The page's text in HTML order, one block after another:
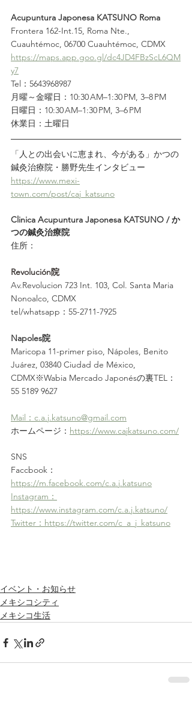
Acupuntura Japonesa KATSUNO Roma
Frontera 162-Int.15, Roma Nte.,
Cuauhtémoc, 06700 Cuauhtémoc, CDMX
https://maps.app.goo.gl/dc4JD4FBzScL6QM
y7
Tel：5643968987
月曜～金曜日：10:30 AM–1:30 PM, 3–8 PM
日曜日：10:30 AM–1:30 PM, 3–6 PM
休業日：土曜日
「人との出会いに恵まれ、今がある」かつの
鍼灸治療院・勝野先生インタビュー
https://www.mexi-
town.com/post/caj_katsuno
Clinica Acupuntura Japonesa KATSUNO / か
つの鍼灸治療院
住所：
Revolución院
Av.Revolucion 723 Int. 103, Col. Santa Maria
Nonoalco, CDMX
tel/whatsapp：55-2711-7925
Napoles院
Maricopa 11-primer piso, Nápoles, Benito
Juárez, 03840 Ciudad de México,
CDMX※Wabia Mercado Japonésの裏TEL：
55 5189 9627
Mail：c.a.j.katsuno@gmail.com
ホームページ： https://www.cajkatsuno.com/
SNS
Faccbook：
https://m.facebook.com/c.a.j.katsuno
Instagram：
https://www.instagram.com/c.a.j.katsuno/
Twitter：https://twitter.com/c_a_j_katsuno
イベント・お知らせ
メキシコシティ
メキシコ生活